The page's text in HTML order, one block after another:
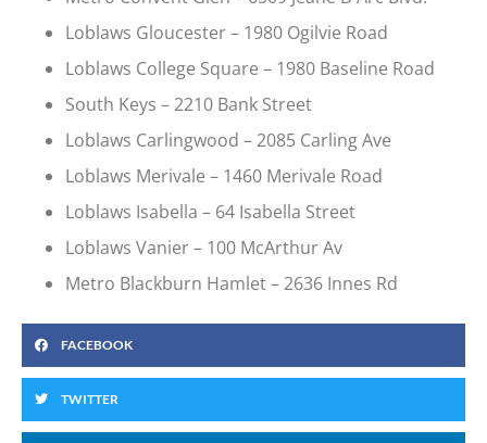
Loblaws Gloucester – 1980 Ogilvie Road
Loblaws College Square – 1980 Baseline Road
South Keys – 2210 Bank Street
Loblaws Carlingwood – 2085 Carling Ave
Loblaws Merivale – 1460 Merivale Road
Loblaws Isabella – 64 Isabella Street
Loblaws Vanier – 100 McArthur Av
Metro Blackburn Hamlet – 2636 Innes Rd
FACEBOOK
TWITTER